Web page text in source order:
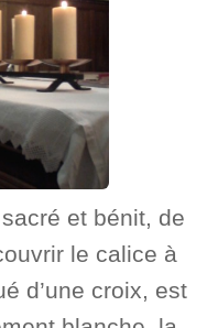
et bénit, de
le calice à
d’une croix, est